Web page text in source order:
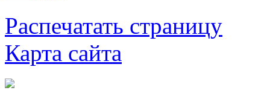
Распечатать страницу
Карта сайта